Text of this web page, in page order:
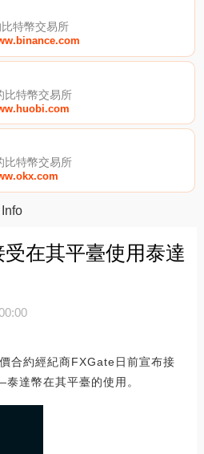
特幣交易所
比特幣交易所
比特幣交易所
Info
在其平臺使用泰達
合約經紀商FXGate日前宣布接
達幣在其平臺的使用。